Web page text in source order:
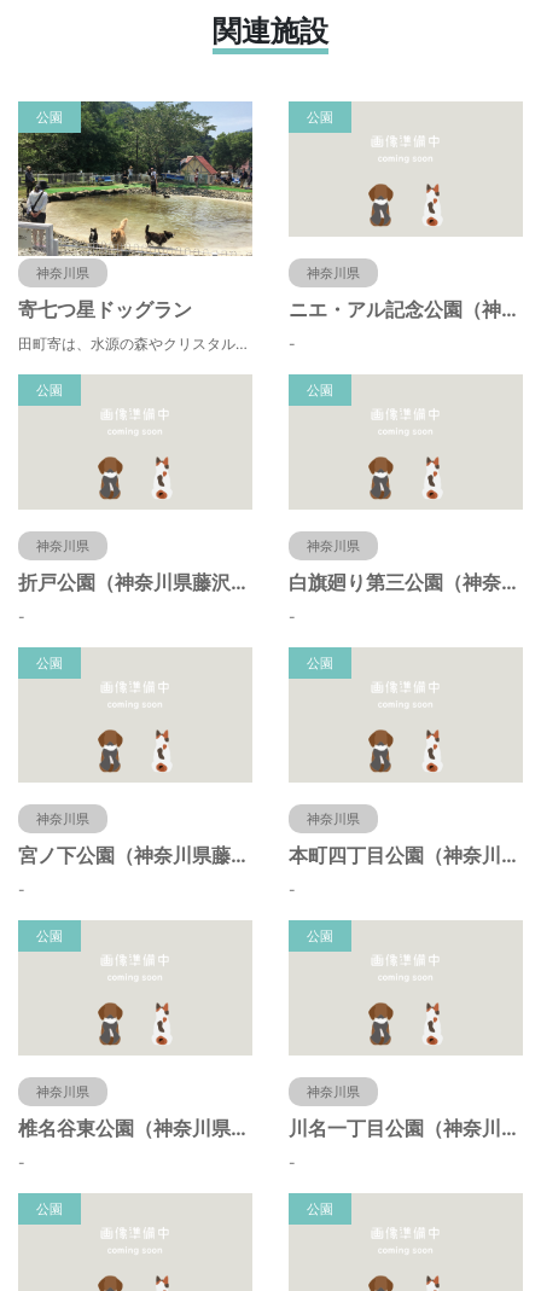
関連施設
公園
神奈川県
寄七つ星ドッグラン
田町寄は、水源の森やクリスタルな清流 、 満天の星空などの豊かな自然に包まれ、 食や農、芸術の魅力あふれる川の里です。 ドッグランエリアを中心とした『やどりき七つ星ヴィレッジ』を ゆっくりお楽しみください。
公園
神奈川県
ニエ・アル記念公園（神奈川県藤沢市）
-
公園
神奈川県
折戸公園（神奈川県藤沢市）
-
公園
神奈川県
白旗廻り第三公園（神奈川県藤沢市）
-
公園
神奈川県
宮ノ下公園（神奈川県藤沢市）
-
公園
神奈川県
本町四丁目公園（神奈川県藤沢市）
-
公園
神奈川県
椎名谷東公園（神奈川県藤沢市）
-
公園
神奈川県
川名一丁目公園（神奈川県藤沢市）
-
公園 公園